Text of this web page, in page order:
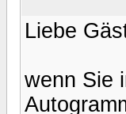
Liebe
wenn Sie